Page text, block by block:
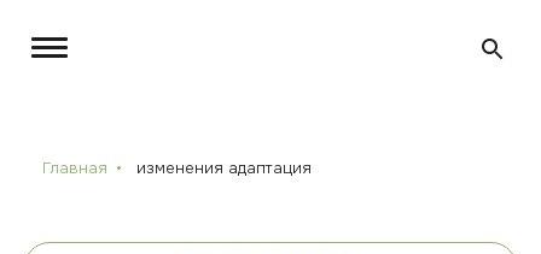
Главная изменения адаптация